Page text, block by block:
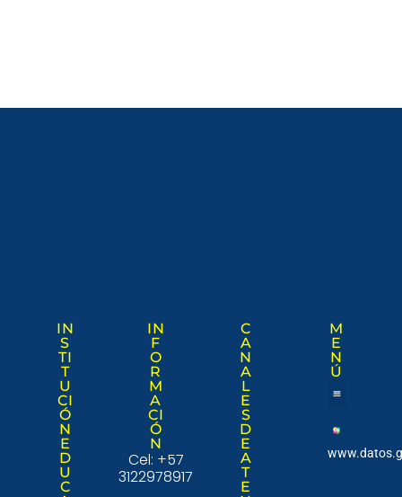
IN
S
TI
T
U
CI
Ó
N
E
D
U
C
IN
F
O
R
M
A
CI
Ó
N
Cel: +57
3122978917
C
A
N
A
L
E
S
D
E
A
T
E
M
E
N
Ú